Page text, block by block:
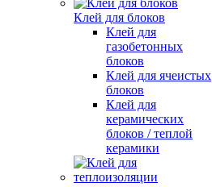
Клей для блоков
Клей для
газобетонных
блоков
Клей для ячеистых
блоков
Клей для
керамических
блоков / теплой
керамики